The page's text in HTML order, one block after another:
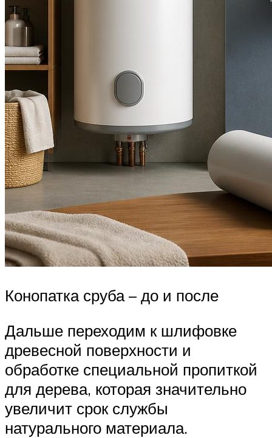
Конопатка сруба – до и после
Дальше переходим к шлифовке
древесной поверхности и
обработке специальной пропиткой
для дерева, которая значительно
увеличит срок службы
натурального материала.